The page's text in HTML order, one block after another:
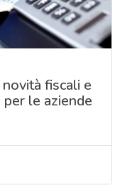
fiscali e
le aziende